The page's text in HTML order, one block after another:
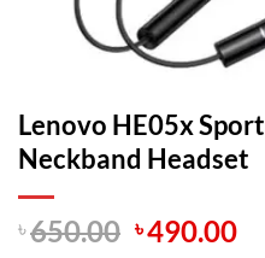
Lenovo HE05x
Neckband Headset
৳650.00 Original
৳490.00